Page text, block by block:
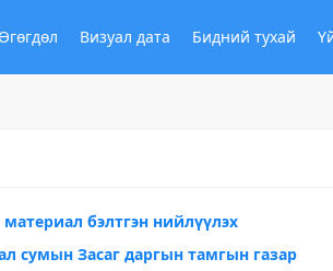
Өгөгдөл Визуал дата Бидний тухай
бэлтгэн нийлүүлэх
сумын Засаг даргын тамгын газар